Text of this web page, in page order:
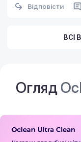
Відповісти
ВСІ
Огляд